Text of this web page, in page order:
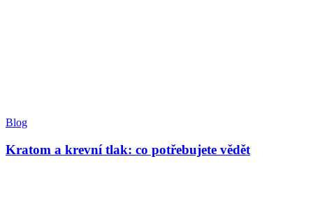
Blog
Kratom a krevní tlak: co potřebujete vědět